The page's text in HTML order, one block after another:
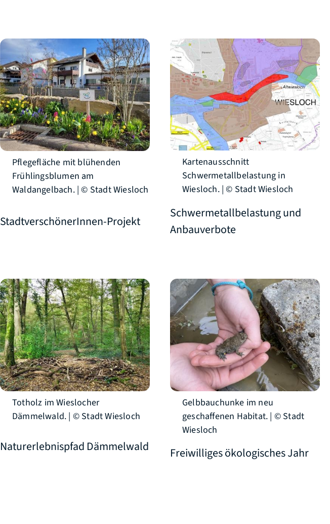
Pflegefläche mit blühenden
Frühlingsblumen am
Waldangelbach. | © Stadt Wiesloch
StadtverschönerInnen-Projekt
Kartenausschnitt
Schwermetallbelastung in
Wiesloch. | © Stadt Wiesloch
Schwermetallbelastung und
Anbauverbote
Totholz im Wieslocher
Dämmelwald. | © Stadt Wiesloch
Naturerlebnispfad Dämmelwald
Gelbbauchunke im neu
geschaffenen Habitat. | © Stadt
Wiesloch
Freiwilliges ökologisches Jahr